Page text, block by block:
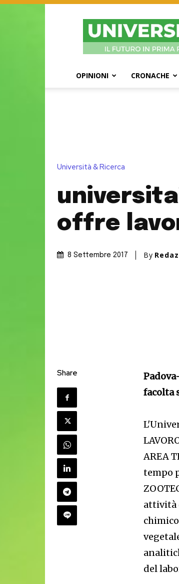
OPINIONI CRONACHE
Università & Ricerca
offre
8 Settembre 2017 By
Share
facolta
AREA
tempo
attività
del